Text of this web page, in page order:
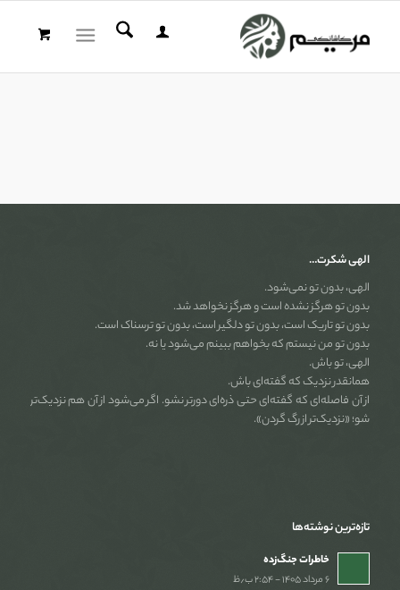
الهی شکرت…
الهی، بدون تو نمی‌شود.
بدون تو هرگز نشده است و هرگز نخواهد شد.
بدون تو تاریک است، بدون تو دلگیر است، بدون تو ترسناک است.
بدون تو من نیستم که بخواهم ببینم می‌شود یا نه.
الهی، تو باش.
همانقدر نزدیک که گفته‌ای باش.
از آن فاصله‌ای که گفته‌ای حتی ذره‌ای دورتر نشو. اگر می‌شود از آن هم نزدیک‌تر
شو؛ «نزدیک‌تر از رگ گردن».
تازه‌ترین نوشته‌ها
خاطرات جنگ‌‌زده
۶ مرداد ۱۴۰۵ - ۲:۵۴ ب٫ظ